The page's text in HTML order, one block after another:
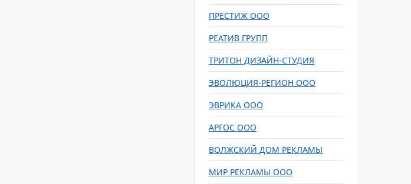
ПРЕСТИЖ ООО
РЕАТИВ ГРУПП
ТРИТОН ДИЗАЙН-СТУДИЯ
ЭВОЛЮЦИЯ-РЕГИОН ООО
ЭВРИКА ООО
АРГОС ООО
ВОЛЖСКИЙ ДОМ РЕКЛАМЫ
МИР РЕКЛАМЫ ООО